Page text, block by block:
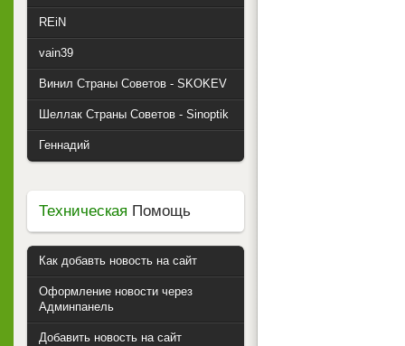
REiN
vain39
Винил Страны Советов - SKOKEV
Шеллак Страны Советов - Sinoptik
Геннадий
Техническая Помощь
Как добавть новость на сайт
Оформление новости через
Админпанель
Добавить новость на сайт